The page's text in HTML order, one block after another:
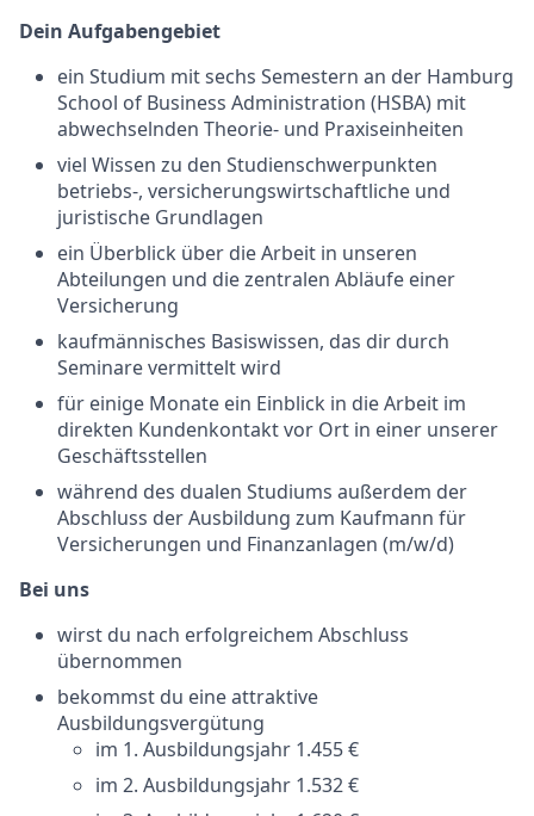
Dein Aufgabengebiet
ein Studium mit sechs Semestern an der Hamburg
School of Business Administration (HSBA) mit
abwechselnden Theorie- und Praxiseinheiten
viel Wissen zu den Studienschwerpunkten
betriebs-, versicherungswirtschaftliche und
juristische Grundlagen
ein Überblick über die Arbeit in unseren
Abteilungen und die zentralen Abläufe einer
Versicherung
kaufmännisches Basiswissen, das dir durch
Seminare vermittelt wird
für einige Monate ein Einblick in die Arbeit im
direkten Kundenkontakt vor Ort in einer unserer
Geschäftsstellen
während des dualen Studiums außerdem der
Abschluss der Ausbildung zum Kaufmann für
Versicherungen und Finanzanlagen (m/w/d)
Bei uns
wirst du nach erfolgreichem Abschluss
übernommen
bekommst du eine attraktive
Ausbildungsvergütung
im 1. Ausbildungsjahr 1.455 €
im 2. Ausbildungsjahr 1.532 €